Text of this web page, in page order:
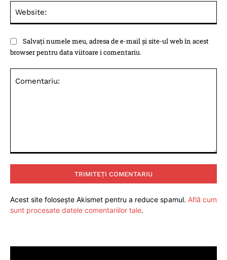
Salvați numele meu, adresa de e-mail și site-ul web în acest
browser pentru data viitoare i comentariu.
Acest site folosește Akismet pentru a reduce spamul. Află cum
sunt procesate datele comentariilor tale.